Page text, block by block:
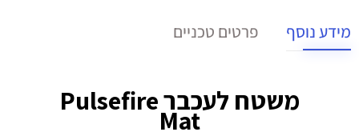
מידע נוסף פרטים טכניים
משטח לעכבר Pulsefire
Mat